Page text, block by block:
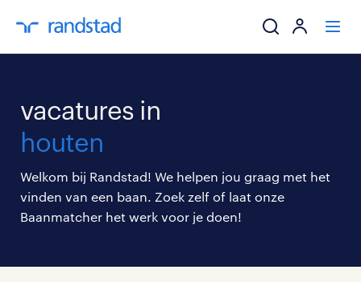
mijn carrière
over randstad
vacatures in
houten
Welkom bij Randstad! We helpen jou graag met het
vinden van een baan. Zoek zelf of laat onze
Baanmatcher het werk voor je doen!